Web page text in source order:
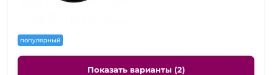
популярный
Показать варианты (2)